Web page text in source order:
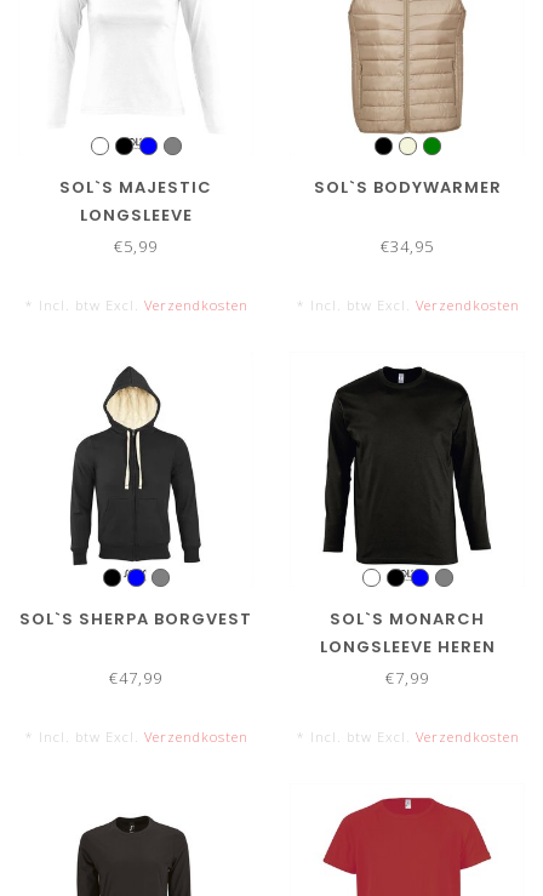
SOL`S MAJESTIC
LONGSLEEVE
€5,99
* Incl. btw Excl. Verzendkosten
SOL`S BODYWARMER
€34,95
* Incl. btw Excl. Verzendkosten
SOL`S SHERPA BORGVEST
€47,99
* Incl. btw Excl. Verzendkosten
SOL`S MONARCH
LONGSLEEVE HEREN
€7,99
* Incl. btw Excl. Verzendkosten